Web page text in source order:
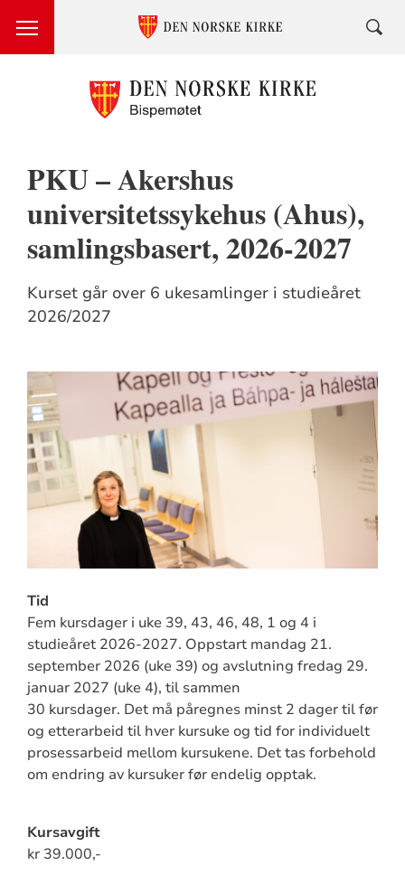
PKU – Akershus
universitetssykehus (Ahus),
samlingsbasert, 2026-2027
Kurset går over 6 ukesamlinger i studieåret
2026/2027
Tid
Fem kursdager i uke 39, 43, 46, 48, 1 og 4 i
studieåret 2026-2027. Oppstart mandag 21.
september 2026 (uke 39) og avslutning fredag 29.
januar 2027 (uke 4), til sammen
30 kursdager. Det må påregnes minst 2 dager til før
og etterarbeid til hver kursuke og tid for individuelt
prosessarbeid mellom kursukene. Det tas forbehold
om endring av kursuker før endelig opptak.
Kursavgift
kr 39.000,-